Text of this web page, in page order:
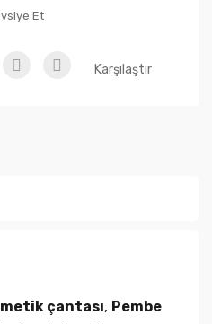
Et
Karşılaştır
çantası, Pembe